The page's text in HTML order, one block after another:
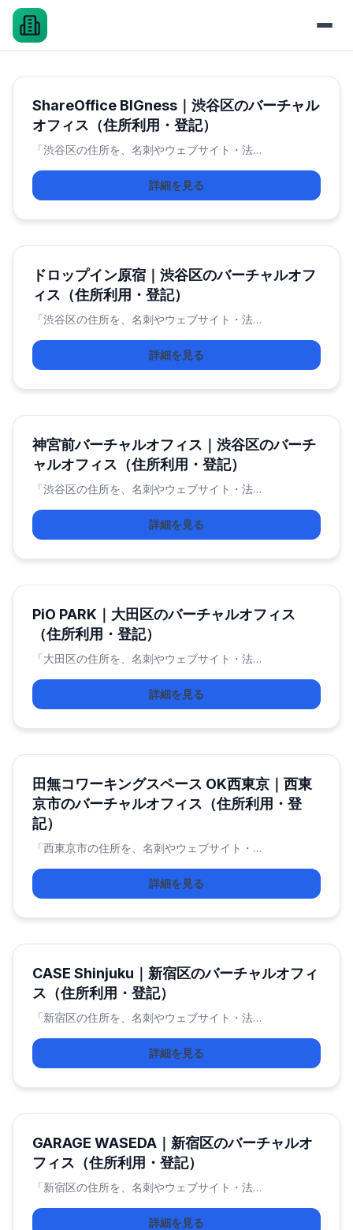
ShareOffice BIGness｜渋谷区のバーチャル
オフィス（住所利用・登記）
「渋谷区の住所を、名刺やウェブサイト・法…
詳細を見る
ドロップイン原宿｜渋谷区のバーチャルオフ
ィス（住所利用・登記）
「渋谷区の住所を、名刺やウェブサイト・法…
詳細を見る
神宮前バーチャルオフィス｜渋谷区のバーチ
ャルオフィス（住所利用・登記）
「渋谷区の住所を、名刺やウェブサイト・法…
詳細を見る
PiO PARK｜大田区のバーチャルオフィス
（住所利用・登記）
「大田区の住所を、名刺やウェブサイト・法…
詳細を見る
田無コワーキングスペース OK西東京｜西東
京市のバーチャルオフィス（住所利用・登
記）
「西東京市の住所を、名刺やウェブサイト・…
詳細を見る
CASE Shinjuku｜新宿区のバーチャルオフィ
ス（住所利用・登記）
「新宿区の住所を、名刺やウェブサイト・法…
詳細を見る
GARAGE WASEDA｜新宿区のバーチャルオ
フィス（住所利用・登記）
「新宿区の住所を、名刺やウェブサイト・法…
詳細を見る